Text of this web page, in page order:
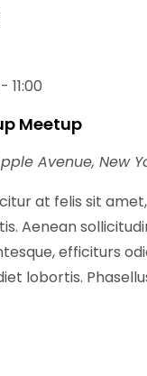
- 11:00
Meetup
Avenue, New
at felis sit
Aenean
efficiturs
lobortis.